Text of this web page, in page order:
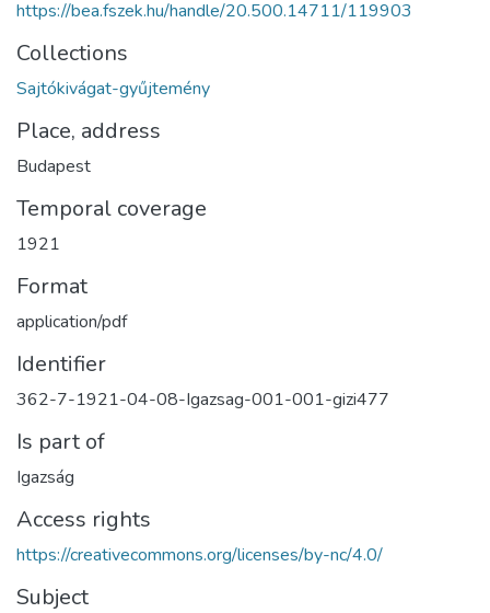
https://bea.fszek.hu/handle/20.500.14711/119903
Collections
Sajtókivágat-gyűjtemény
Place, address
Budapest
Temporal coverage
1921
Format
application/pdf
Identifier
362-7-1921-04-08-Igazsag-001-001-gizi477
Is part of
Igazság
Access rights
https://creativecommons.org/licenses/by-nc/4.0/
Subject